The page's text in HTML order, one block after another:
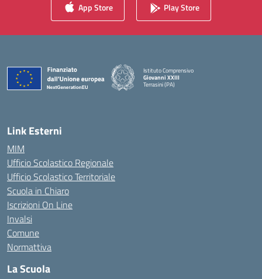
App Store Play Store
Istituto Comprensivo
Giovanni XXIII
Terrasini (PA)
Link Esterni
MIM
Ufficio Scolastico Regionale
Ufficio Scolastico Territoriale
Scuola in Chiaro
Iscrizioni On Line
Invalsi
Comune
Normattiva
La Scuola